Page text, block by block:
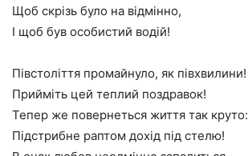
Щоб скрізь було на відмінно,
І щоб був особистий водій!
Півстоліття промайнуло, як півхвилини!
Прийміть цей теплий поздравок!
Тепер же повернеться життя так круто:
Підстрибне раптом дохід під стелю!